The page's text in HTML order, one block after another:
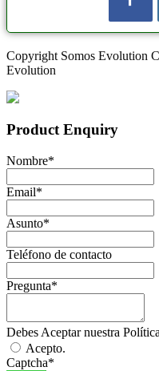
Copyright Somos Evolution
Evolution
Product Enquiry
Nombre*
Email*
Asunto*
Teléfono de contacto
Pregunta*
Debes Aceptar nuestra
Acepto.
Captcha*